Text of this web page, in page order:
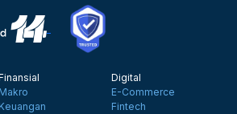
Makro
Keuangan
Digital
E-Commerce
Fintech